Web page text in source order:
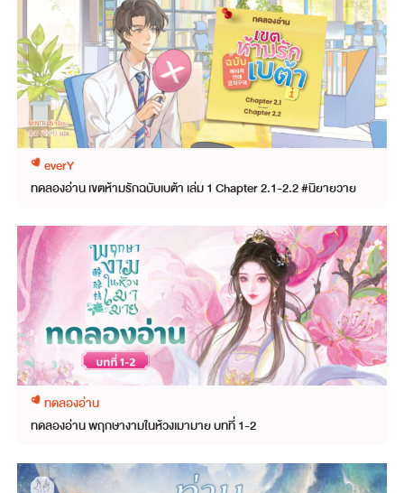
everY
ทดลองอ่าน เขตห้ามรักฉบับเบต้า เล่ม 1 Chapter 2.1-2.2 #นิยายวาย
ทดลองอ่าน
ทดลองอ่าน พฤกษางามในห้วงเมามาย บทที่ 1-2